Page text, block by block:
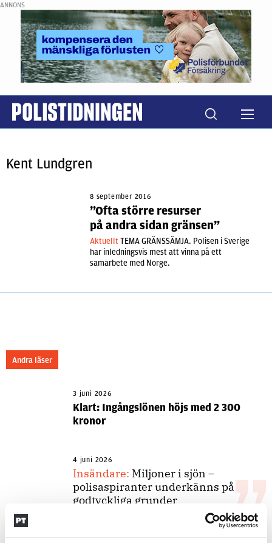
ANNONS
Kent Lundgren
8 september 2016
”Ofta större resurser
på andra sidan gränsen”
Aktuellt TEMA GRÄNSSÄMJA. Polisen i Sverige
har inledningsvis mest att vinna på ett
samarbete med Norge.
Andra läser
3 juni 2026
Klart: Ingångslönen höjs med 2 300
kronor
4 juni 2026
Insändare: Miljoner i sjön –
polisaspiranter underkänns på
godtyckliga grunder